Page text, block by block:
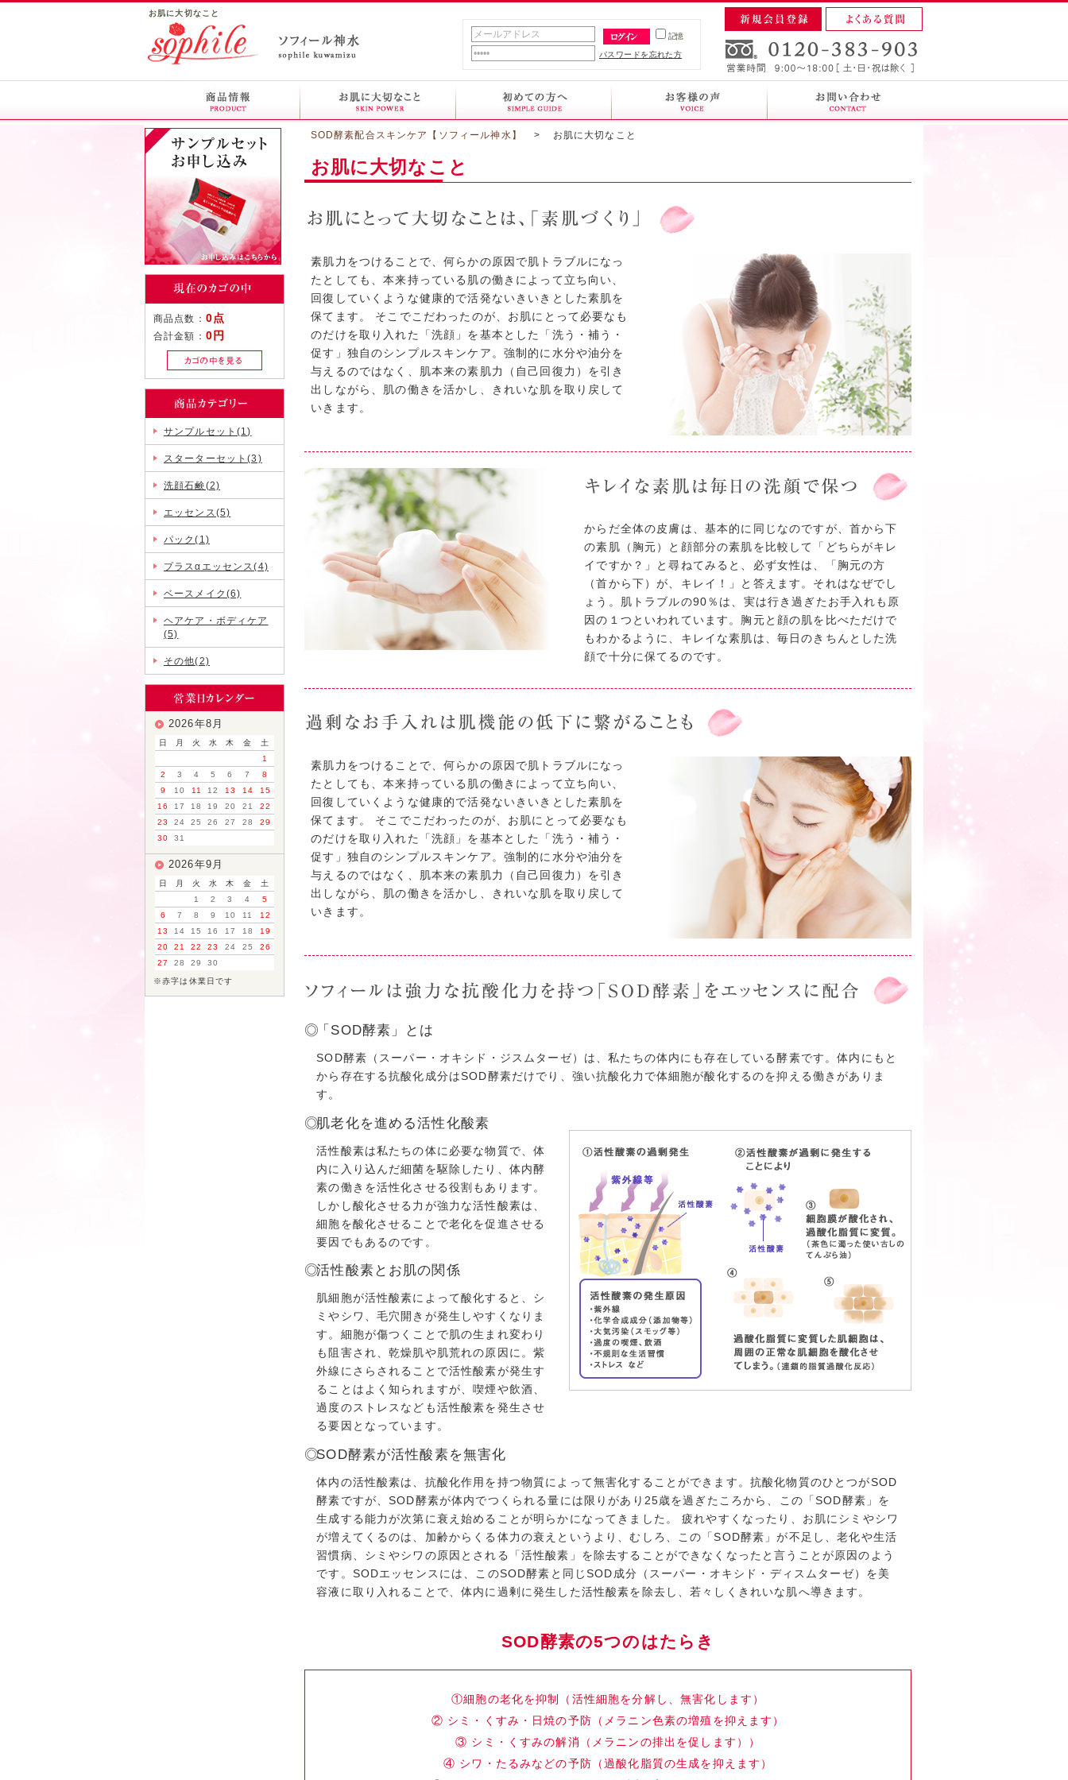
お肌に大切なこと
記憶
パスワードを忘れた方
商品点数： 0点
合計金額： 0円
サンプルセット(1)
スターターセット(3)
洗顔石鹸(2)
エッセンス(5)
パック(1)
プラスαエッセンス(4)
ベースメイク(6)
ヘアケア・ボディケア
(5)
その他(2)
2026年8月
日 月 火 水 木 金
土
1
2
3 4 5 6 7
8
9
10 11 12 13 14
15
16
17 18 19 20 21
22
23
24 25 26 27 28
29
30
31
2026年9月
日 月 火 水 木 金
土
1
2 3 4
5
6
7 8 9 10 11
12
13
14 15 16 17 18
19
20
21 22 23 24 25
26
27
28 29 30
※赤字は休業日です
SOD酵素配合スキンケア【ソフィール神水】 > お肌に大切なこと
お肌に大切なこと
素肌力をつけることで、何らかの原因で肌トラブルになっ
たとしても、本来持っている肌の働きによって立ち向い、
回復していくような健康的で活発ないきいきとした素肌を
保てます。 そこでこだわったのが、お肌にとって必要なも
のだけを取り入れた「洗顔」を基本とした「洗う・補う・
促す」独自のシンプルスキンケア。強制的に水分や油分を
与えるのではなく、肌本来の素肌力（自己回復力）を引き
出しながら、肌の働きを活かし、きれいな肌を取り戻して
いきます。
からだ全体の皮膚は、基本的に同じなのですが、首から下
の素肌（胸元）と顔部分の素肌を比較して「どちらがキレ
イですか？」と尋ねてみると、必ず女性は、「胸元の方
（首から下）が、キレイ！」と答えます。それはなぜでし
ょう。肌トラブルの90％は、実は行き過ぎたお手入れも原
因の１つといわれています。胸元と顔の肌を比べただけで
もわかるように、キレイな素肌は、毎日のきちんとした洗
顔で十分に保てるのです。
素肌力をつけることで、何らかの原因で肌トラブルになっ
たとしても、本来持っている肌の働きによって立ち向い、
回復していくような健康的で活発ないきいきとした素肌を
保てます。 そこでこだわったのが、お肌にとって必要なも
のだけを取り入れた「洗顔」を基本とした「洗う・補う・
促す」独自のシンプルスキンケア。強制的に水分や油分を
与えるのではなく、肌本来の素肌力（自己回復力）を引き
出しながら、肌の働きを活かし、きれいな肌を取り戻して
いきます。
「SOD酵素」とは
SOD酵素（スーパー・オキシド・ジスムターゼ）は、私たちの体内にも存在している酵素です。体内にもと
から存在する抗酸化成分はSOD酵素だけでり、強い抗酸化力で体細胞が酸化するのを抑える働きがありま
す。
肌老化を進める活性化酸素
活性酸素は私たちの体に必要な物質で、体
内に入り込んだ細菌を駆除したり、体内酵
素の働きを活性化させる役割もあります。
しかし酸化させる力が強力な活性酸素は、
細胞を酸化させることで老化を促進させる
要因でもあるのです。
活性酸素とお肌の関係
肌細胞が活性酸素によって酸化すると、シ
ミやシワ、毛穴開きが発生しやすくなりま
す。細胞が傷つくことで肌の生まれ変わり
も阻害され、乾燥肌や肌荒れの原因に。紫
外線にさらされることで活性酸素が発生す
ることはよく知られますが、喫煙や飲酒、
過度のストレスなども活性酸素を発生させ
る要因となっています。
SOD酵素が活性酸素を無害化
体内の活性酸素は、抗酸化作用を持つ物質によって無害化することができます。抗酸化物質のひとつがSOD
酵素ですが、SOD酵素が体内でつくられる量には限りがあり25歳を過ぎたころから、この「SOD酵素」を
生成する能力が次第に衰え始めることが明らかになってきました。 疲れやすくなったり、お肌にシミやシワ
が増えてくるのは、加齢からくる体力の衰えというより、むしろ、この「SOD酵素」が不足し、老化や生活
習慣病、シミやシワの原因とされる「活性酸素」を除去することができなくなったと言うことが原因のよう
です。SODエッセンスには、このSOD酵素と同じSOD成分（スーパー・オキシド・ディスムターゼ）を美
容液に取り入れることで、体内に過剰に発生した活性酸素を除去し、若々しくきれいな肌へ導きます。
SOD酵素の5つのはたらき
①細胞の老化を抑制（活性細胞を分解し、無害化します）
② シミ・くすみ・日焼の予防（メラニン色素の増殖を抑えます）
③ シミ・くすみの解消（メラニンの排出を促します））
④ シワ・たるみなどの予防（過酸化脂質の生成を抑えます）